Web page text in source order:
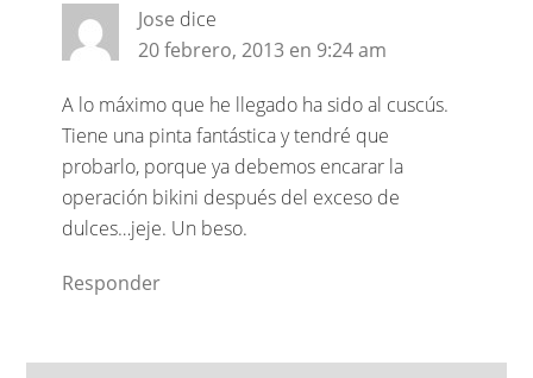
Jose dice
20 febrero, 2013 en 9:24 am
A lo máximo que he llegado ha sido al cuscús.
Tiene una pinta fantástica y tendré que
probarlo, porque ya debemos encarar la
operación bikini después del exceso de
dulces…jeje. Un beso.
Responder